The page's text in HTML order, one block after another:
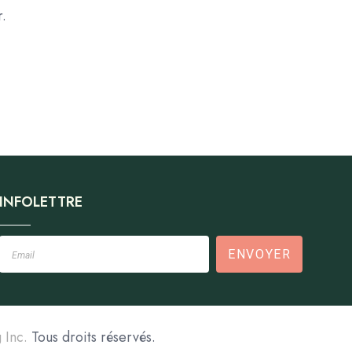
INFOLETTRE
ENVOYER
Tous droits réservés.